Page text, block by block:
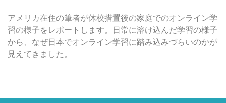
アメリカ在住の筆者が休校措置後の家庭でのオンライン学
習の様子をレポートします。日常に溶け込んだ学習の様子
から、なぜ日本でオンライン学習に踏み込みづらいのかが
見えてきました。